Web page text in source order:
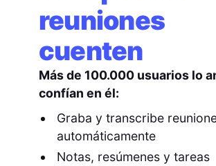
reuniones
cuenten
Más de 100.000 usuarios lo
confían en él:
Graba y transcribe
automáticamente
Notas, resúmenes y tareas